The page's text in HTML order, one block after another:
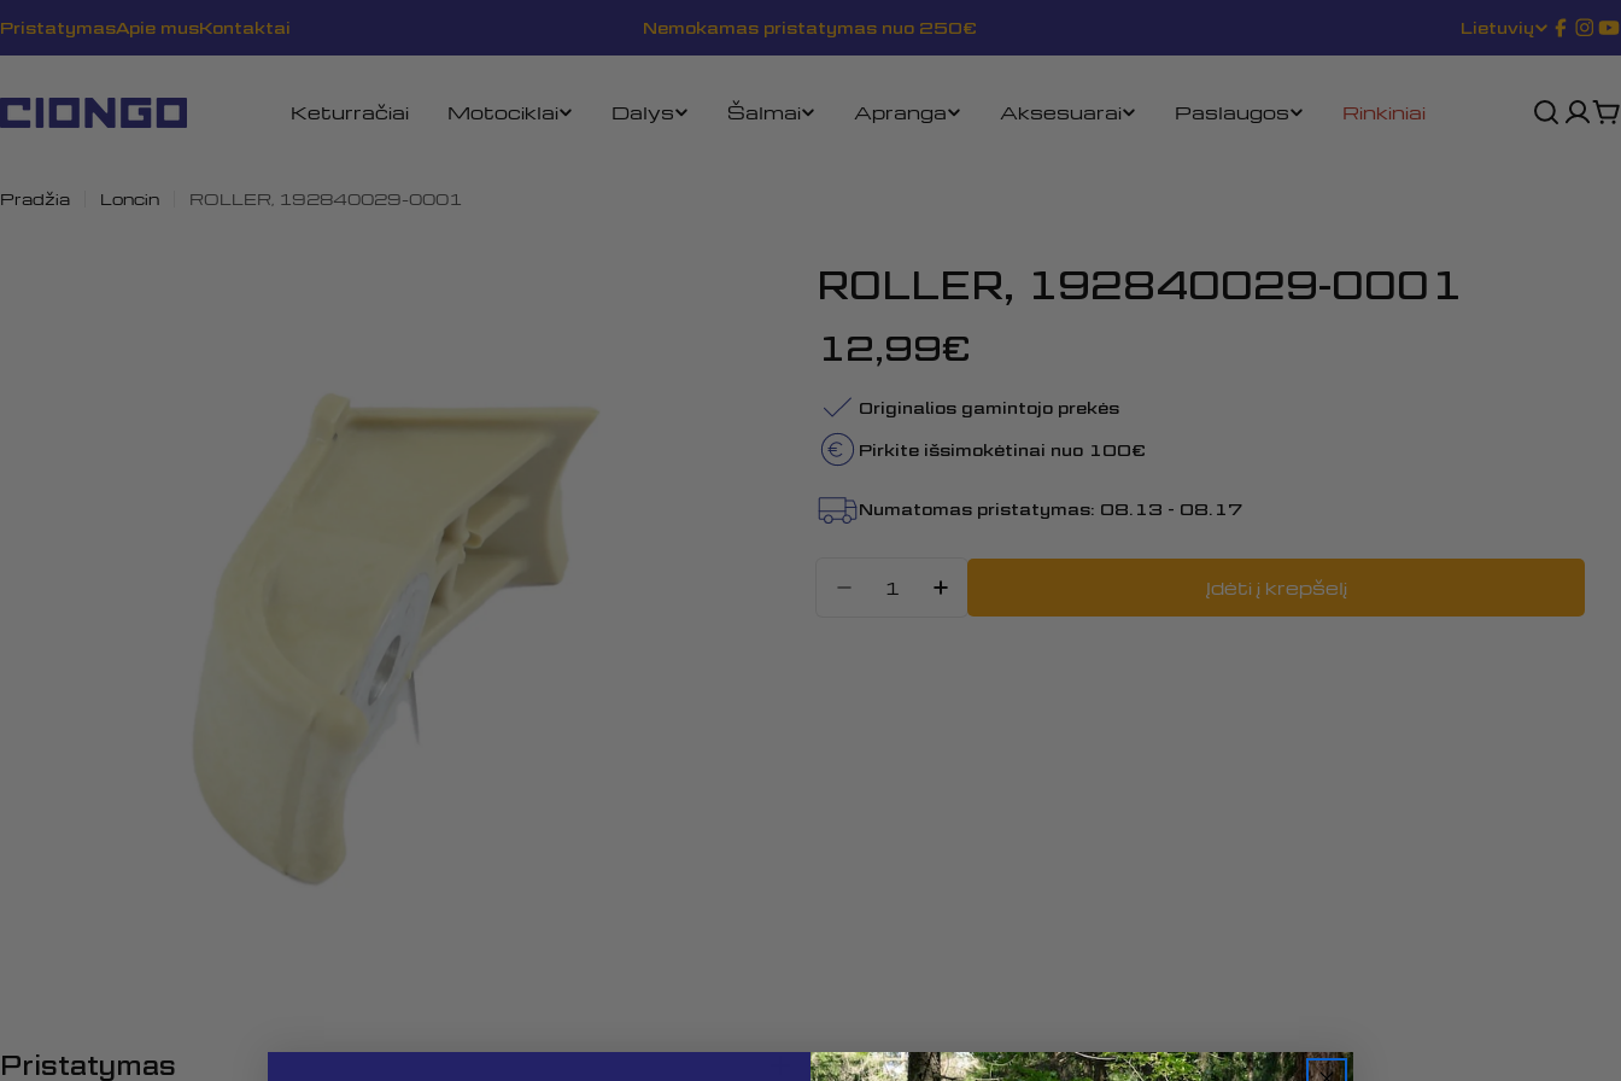
prie
PristatymasApie musKontaktai Nemokamas pristatymas nuo 250€
K
Lietuvių
Keturračiai Motociklai Dalys Šalmai Apranga Aksesuarai Paslaugos Rinkiniai
Pradžia Loncin ROLLER, 192840029-0001
Pristatymas
ROLLER, 192840029-0001
Įprasta
kaina
12,99€
Originalios gamintojo prekės
Pirkite išsimokėtinai nuo 100€
Numatomas pristatymas: 08.13 - 08.17
Sumažinti kiekį: ROLLER, 192840029-0001
Padidinti ROLLER, 192840029-0001 kiekį
Įdėti į krepšelį